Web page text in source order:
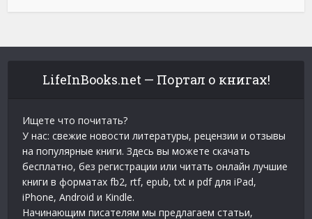
LifeInBooks.net — Портал о книгах!
Ищете что почитать?
У нас: свежие новости литературы, рецензии и отзывы
на популярные книги. Здесь вы можете скачать
бесплатно, без регистрации или читать онлайн лучшие
книги в форматах fb2, rtf, epub, txt и pdf для iPad,
iPhone, Android и Kindle.
Начинающим писателям мы предлагаем статьи,